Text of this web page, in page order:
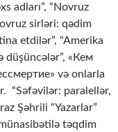
adları”, “Novruz
sirləri: qədim
etdilər”, “Amerika
düşüncələr”, «Кем
və onlarla
“Səfəvilər: paralellər,
Şəhrili “Yazarlar”
təqdim